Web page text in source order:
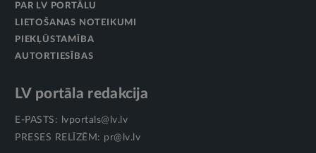
PAR LV PORTĀLU
LIETOŠANAS NOTEIKUMI
PIEKĻŪSTAMĪBA
AUTORTIESĪBAS
LV portāla redakcija
E-PASTS:
lvportals@lv.lv
PRESES RELĪZĒM: pr@lv.lv